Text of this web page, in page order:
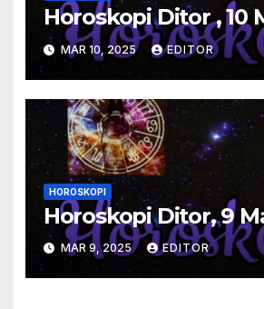
Horoskopi Ditor , 10
MAR 10, 2025 EDITOR
HOROSKOPI
Horoskopi Ditor, 9
MAR 9, 2025 EDITOR